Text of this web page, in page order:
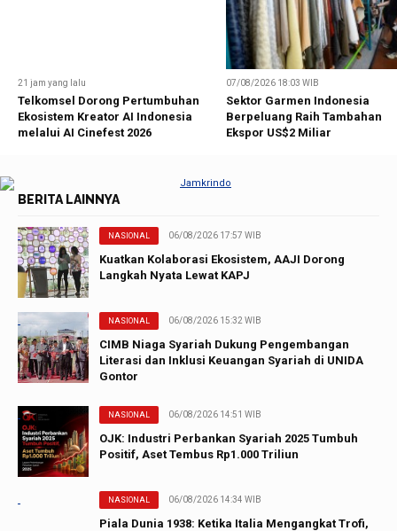
21 jam yang lalu
Telkomsel Dorong Pertumbuhan
Ekosistem Kreator AI Indonesia
melalui AI Cinefest 2026
07/08/2026 18:03 WIB
Sektor Garmen Indonesia
Berpeluang Raih Tambahan
Ekspor US$2 Miliar
BERITA LAINNYA
NASIONAL 06/08/2026 17:57 WIB
Kuatkan Kolaborasi Ekosistem, AAJI Dorong
Langkah Nyata Lewat KAPJ
NASIONAL 06/08/2026 15:32 WIB
CIMB Niaga Syariah Dukung Pengembangan
Literasi dan Inklusi Keuangan Syariah di UNIDA
Gontor
NASIONAL 06/08/2026 14:51 WIB
OJK: Industri Perbankan Syariah 2025 Tumbuh
Positif, Aset Tembus Rp1.000 Triliun
NASIONAL 06/08/2026 14:34 WIB
Piala Dunia 1938: Ketika Italia Mengangkat Trofi,